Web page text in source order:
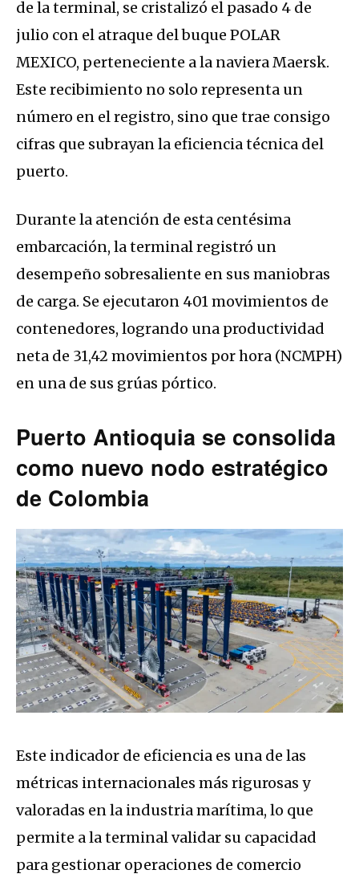
de la terminal, se cristalizó el pasado 4 de
julio con el atraque del buque POLAR
MEXICO, perteneciente a la naviera Maersk.
Este recibimiento no solo representa un
número en el registro, sino que trae consigo
cifras que subrayan la eficiencia técnica del
puerto.
Durante la atención de esta centésima
embarcación, la terminal registró un
desempeño sobresaliente en sus maniobras
de carga. Se ejecutaron 401 movimientos de
contenedores, logrando una productividad
neta de 31,42 movimientos por hora (NCMPH)
en una de sus grúas pórtico.
Puerto Antioquia se consolida
como nuevo nodo estratégico
de Colombia
Este indicador de eficiencia es una de las
métricas internacionales más rigurosas y
valoradas en la industria marítima, lo que
permite a la terminal validar su capacidad
para gestionar operaciones de comercio